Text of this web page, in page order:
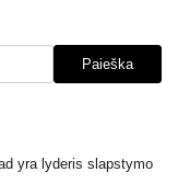
Paieška
yra lyderis slapstymo